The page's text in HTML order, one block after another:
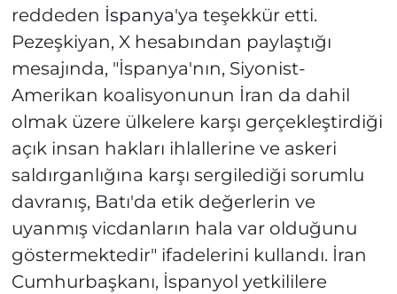
reddeden İspanya'ya teşekkür etti.
Pezeşkiyan, X hesabından paylaştığı
mesajında, "İspanya'nın, Siyonist-
Amerikan koalisyonunun İran da dahil
olmak üzere ülkelere karşı gerçekleştirdiği
açık insan hakları ihlallerine ve askeri
saldırganlığına karşı sergilediği sorumlu
davranış, Batı'da etik değerlerin ve
uyanmış vicdanların hala var olduğunu
göstermektedir" ifadelerini kullandı. İran
Cumhurbaşkanı, İspanyol yetkililere